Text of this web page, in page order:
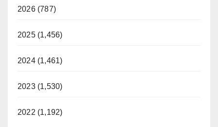
2026 (787)
2025 (1,456)
2024 (1,461)
2023 (1,530)
2022 (1,192)